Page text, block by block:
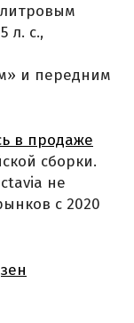
л. с.,
и передним
в продаже
сборки.
не
с 2020